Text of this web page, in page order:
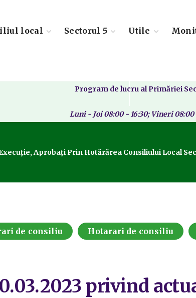
local Sectorul 5 Utile
Program de lucru al Primăriei
Luni - Joi 08:00 - 16:30; Vineri 08:00
Aprobați Prin Hotărărea Consiliului Local
de consiliu Hotarari de consiliu
privind